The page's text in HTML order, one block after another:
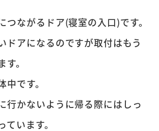
つながるドア(寝室の入口)です。
ドアになるのですが取付はもう
。
です。
行かないように帰る際にはしっ
います。